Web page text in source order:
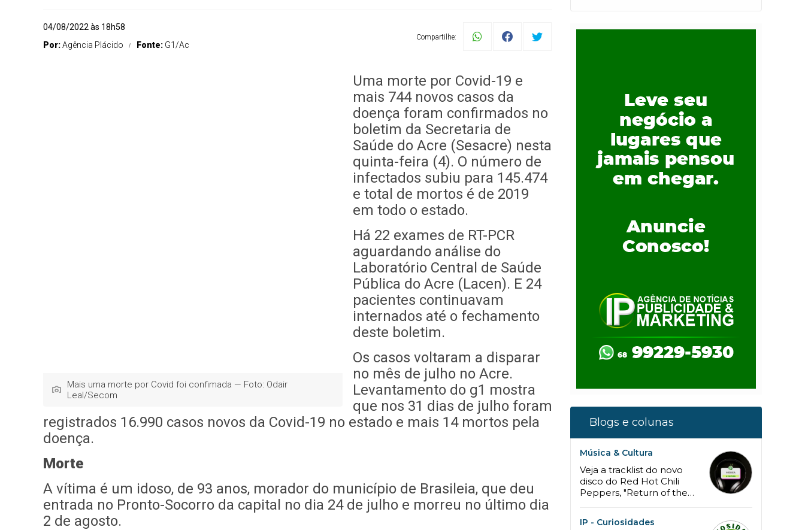
04/08/2022 às 18h58
Por:Agência Plácido Fonte: G1/Ac
Compartilhe:
Mais uma morte por Covid foi confimada — Foto: Odair
Leal/Secom
Uma morte por Covid-19 e
mais 744 novos casos da
doença foram confirmados no
boletim da Secretaria de
Saúde do Acre (Sesacre) nesta
quinta-feira (4). O número de
infectados subiu para 145.474
e total de mortos é de 2019
em todo o estado.
Há 22 exames de RT-PCR
aguardando análise do
Laboratório Central de Saúde
Pública do Acre (Lacen). E 24
pacientes continuavam
internados até o fechamento
deste boletim.
Os casos voltaram a disparar
no mês de julho no Acre.
Levantamento do g1 mostra
que nos 31 dias de julho foram
registrados 16.990 casos novos da Covid-19 no estado e mais 14 mortos pela
doença.
Morte
A vítima é um idoso, de 93 anos, morador do município de Brasileia, que deu
entrada no Pronto-Socorro da capital no dia 24 de julho e morreu no último dia
2 de agosto.
Blogs e colunas
Música & Cultura
Veja a tracklist do novo
disco do Red Hot Chili
Peppers, "Return of the
IP - Curiosidades